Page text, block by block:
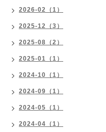
2026-02（1）
2025-12（3）
2025-08（2）
2025-01（1）
2024-10（1）
2024-09（1）
2024-05（1）
2024-04（1）